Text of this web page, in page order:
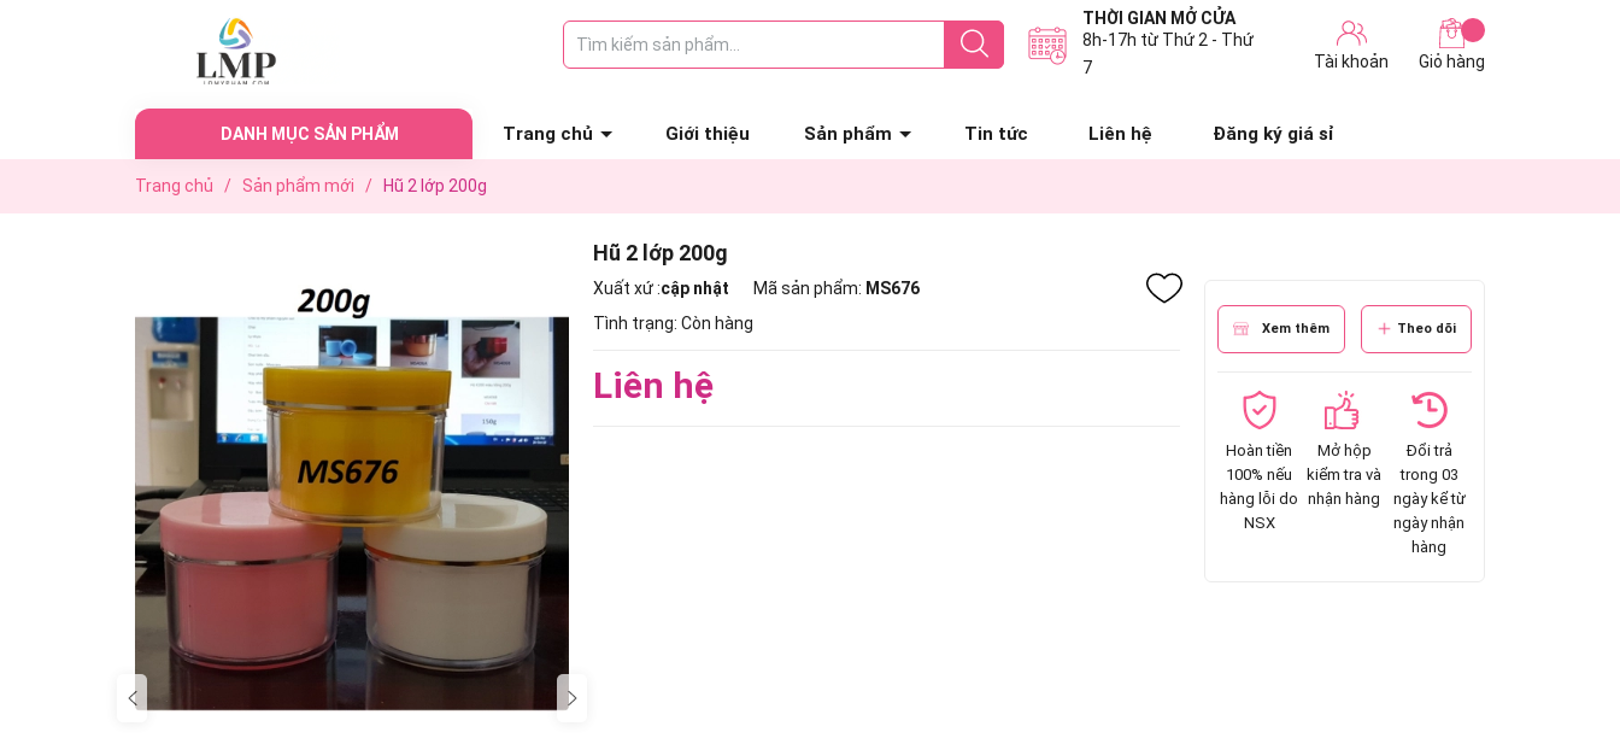
THỜI GIAN MỞ CỬA
8h-17h từ Thứ 2 - Thứ
7
Tài khoản Giỏ hàng
DANH MỤC SẢN PHẨM Trang chủ Giới thiệu Sản phẩm Tin tức Liên hệ Đăng ký giá sỉ
Trang chủ / Sản phẩm mới / Hũ 2 lớp 200g
Hũ 2 lớp 200g
Xuất xứ :cập nhật Mã sản phẩm: MS676
Tình trạng: Còn hàng
Liên hệ
Xem thêm Theo dõi
Hoàn tiền
100% nếu
hàng lỗi do
NSX
Mở hộp
kiểm tra và
nhận hàng
Đổi trả
trong 03
ngày kể từ
ngày nhận
hàng